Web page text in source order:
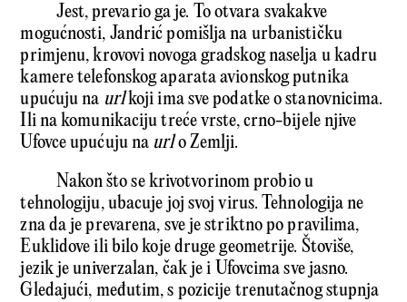
Jest, prevario ga je. To otvara svakakve
mogućnosti, Jandrić pomišlja na urbanističku
primjenu, krovovi novoga gradskog naselja u kadru
kamere telefonskog aparata avionskog putnika
upućuju na urlkoji ima sve podatke o stanovnicima.
Ili na komunikaciju treće vrste, crno-bijele njive
Ufovce upućuju na urlo Zemlji.
Nakon što se krivotvorinom probio u
tehnologiju, ubacuje joj svoj virus. Tehnologija ne
zna da je prevarena, sve je striktno po pravilima,
Euklidove ili bilo koje druge geometrije. Štoviše,
jezik je univerzalan, čak je i Ufovcima sve jasno.
Gledajući, međutim, s pozicije trenutačnog stupnja